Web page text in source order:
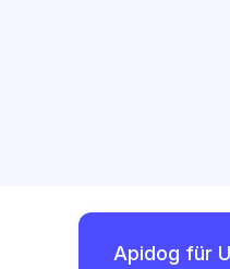
Apidog für